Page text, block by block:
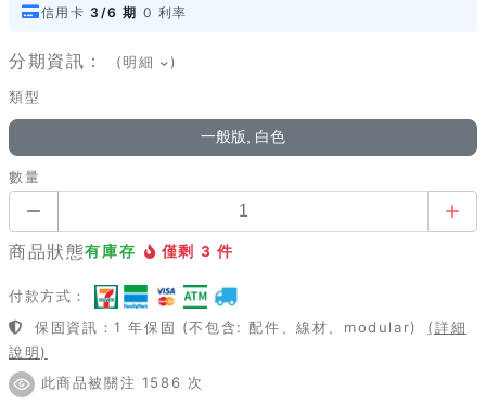
信用卡 3/6 期 0 利率
分期資訊： (明細 )
類型
一般版, 白色
數量
商品狀態有庫存 僅剩 3 件
付款方式：
保固資訊：1 年保固 (不包含: 配件、線材、modular)
(詳細
說明)
此商品被關注 1586 次